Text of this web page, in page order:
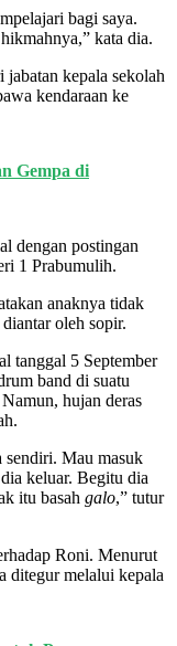
bagi saya.
kata dia.
kepala sekolah
kendaraan ke
Gempa di
dengan postingan
1 Prabumulih.
anaknya tidak
oleh sopir.
tanggal 5 September
band di suatu
hujan deras
sendiri. Mau masuk
keluar. Begitu dia
itu basah galo,” tutur
Roni. Menurut
ditegur melalui kepala